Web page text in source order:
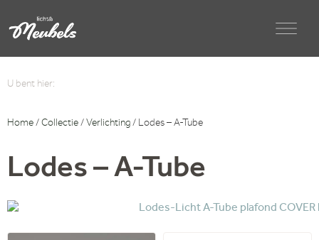
U bent hier:
Home / Collectie / Verlichting / Lodes – A-Tube
Lodes – A-Tube